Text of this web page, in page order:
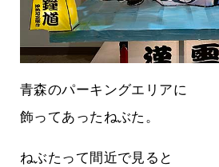
青森のパーキングエリアに
飾ってあったねぶた。
ねぶたって間近で見ると